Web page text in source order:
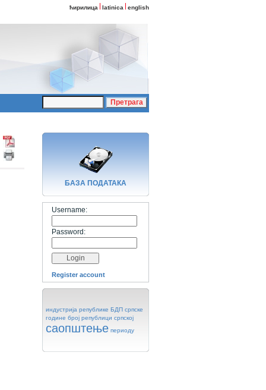
ћирилица latinica english
БАЗA ПОДАТАКА
Username:
Password:
Register account
индустрија републике БДП српске
године број републици српској
саопштење периоду